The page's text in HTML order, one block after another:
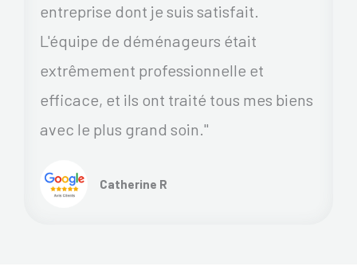
entreprise dont je suis satisfait.
L'équipe de déménageurs était
extrêmement professionnelle et
efficace, et ils ont traité tous mes biens
avec le plus grand soin."
Catherine R